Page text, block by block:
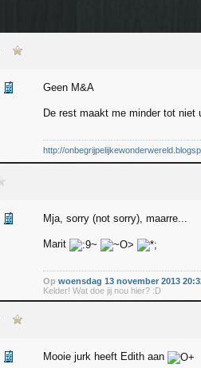
Geen M&A
De rest maakt me minder tot niet
http://
Mja, sorry (not sorry), maarre...
Marit
Op woensdag 13 november 2013
Kelder! Wat doe jij nou hier? :D
Mooie jurk heeft Edith aan